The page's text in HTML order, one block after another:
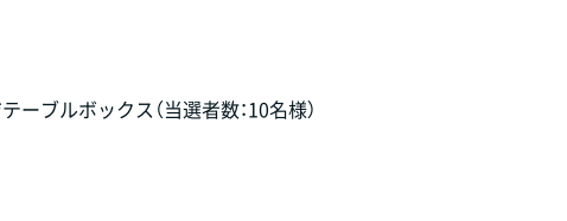
ブルボックス（当選者数：10名様）